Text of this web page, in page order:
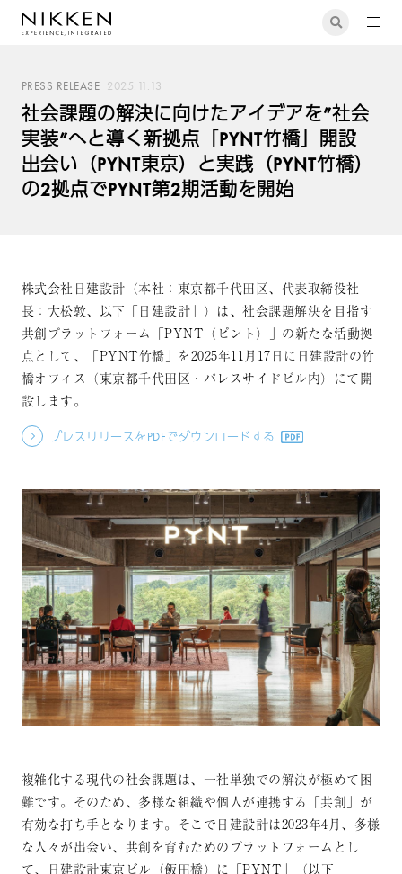
PRESS RELEASE 2025.11.13
社会課題の解決に向けたアイデアを”社会
実装”へと導く新拠点「PYNT竹橋」開設
出会い（PYNT東京）と実践（PYNT竹橋）
の2拠点でPYNT第2期活動を開始
株式会社日建設計（本社：東京都千代田区、代表取締役社
長：大松敦、以下「日建設計」）は、社会課題解決を目指す
共創プラットフォーム「PYNT（ピント）」の新たな活動拠
点として、「PYNT竹橋」を2025年11月17日に日建設計の竹
橋オフィス（東京都千代田区・パレスサイドビル内）にて開
設します。
プレスリリースをPDFでダウンロードする
複雑化する現代の社会課題は、一社単独での解決が極めて困
難です。そのため、多様な組織や個人が連携する「共創」が
有効な打ち手となります。そこで日建設計は2023年4月、多様
な人々が出会い、共創を育むためのプラットフォームとし
て、日建設計東京ビル（飯田橋）に「PYNT」（以下